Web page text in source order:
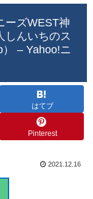
ーズWEST神
しんいちのス
– Yahoo!ニ
はてブ
Pinterest
2021.12.16